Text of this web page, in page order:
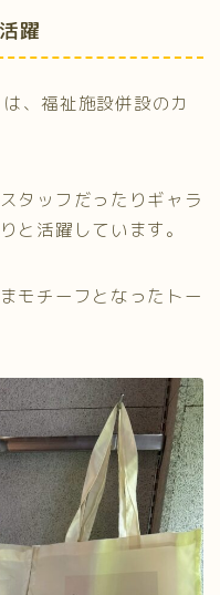
躍
、福祉施設併設のカ
タッフだったりギャラ
と活躍しています。
モチーフとなったトー